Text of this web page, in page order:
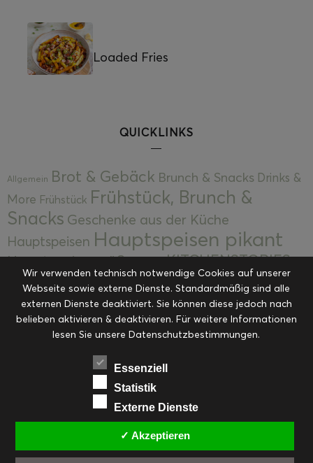
Loaded Fries
QUICKLINKS
Allgemein Brot & Gebäck Brunch & Snacks Drinks &
More Frühstück Frühstück, Brunch &
Snacks Geschenke aus der Küche
Hauptspeisen Hauptspeisen pikant
Hauptspeisen süßKekseKITCHENSTORIES
Kuchen, Torten & Desserts Kuchen und
Desserts Kulinarik Kulinarische Mitbringsel &
Eingemachtes Ohne Kategorie Ostern Resteküche
RezepteSaisonalSliderStartseite
Suppen, Salate & Vorspeisen
Vorspeisen, Salate & Suppen
Weihnachten Workshops & Events
Wir verwenden technisch notwendige Cookies auf unserer
Webseite sowie externe Dienste. Standardmäßig sind alle
externen Dienste deaktiviert. Sie können diese jedoch nach
belieben aktivieren & deaktivieren. Für weitere Informationen
lesen Sie unsere Datenschutzbestimmungen.
Essenziell
Statistik
Externe Dienste
✓ Akzeptieren